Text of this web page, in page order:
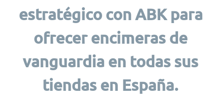
estratégico con ABK para
ofrecer encimeras de
vanguardia en todas sus
tiendas en España.